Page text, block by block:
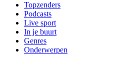
Topzenders
Podcasts
Live sport
In je buurt
Genres
Onderwerpen